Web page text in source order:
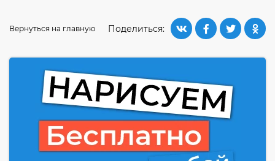
Поделиться:
Вернуться на главную